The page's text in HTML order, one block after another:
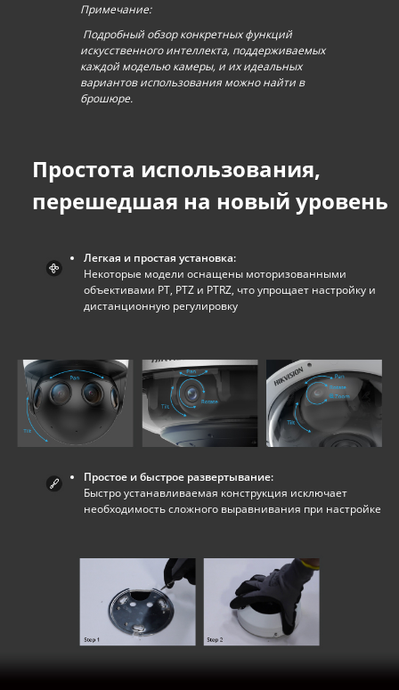
Примечание:
Подробный обзор конкретных функций
искусственного интеллекта, поддерживаемых
каждой моделью камеры, и их идеальных
вариантов использования можно найти в
брошюре.
Простота использования,
перешедшая на новый уровень
Легкая и простая установка:
Некоторые модели оснащены моторизованными
объективами PT, PTZ и PTRZ, что упрощает настройку и
дистанционную регулировку
Простое и быстрое развертывание:
Быстро устанавливаемая конструкция исключает
необходимость сложного выравнивания при настройке